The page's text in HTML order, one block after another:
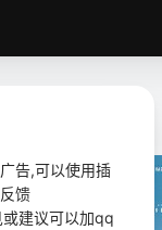
告,可以使用插
馈
建议可以加qq